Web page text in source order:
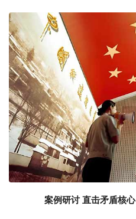
案例研讨 直击矛盾核心